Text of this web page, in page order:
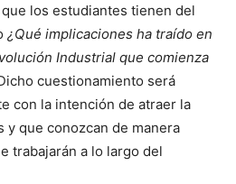
que los estudiantes tienen del
¿Qué implicaciones ha traído en
Industrial que comienza
cuestionamiento será
con la intención de atraer la
y que conozcan de manera
trabajarán a lo largo del